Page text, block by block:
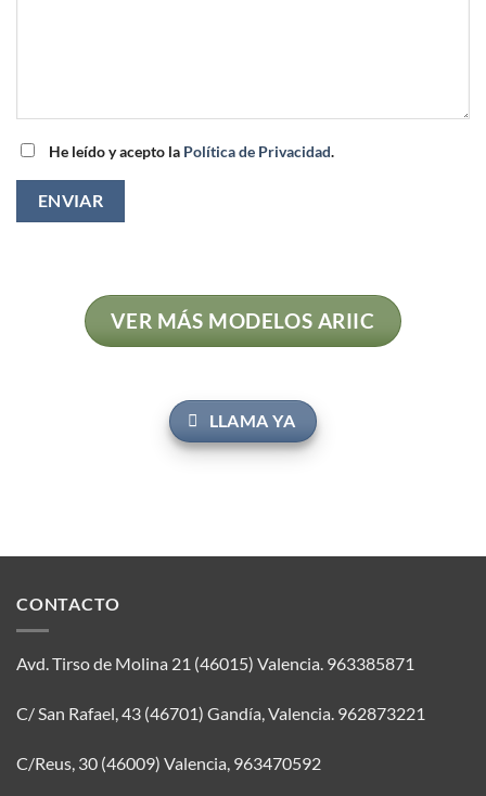
He leído y acepto la Política de Privacidad.
VER MÁS MODELOS ARIIC
LLAMA YA
CONTACTO
Avd. Tirso de Molina 21 (46015) Valencia. 963385871
C/ San Rafael, 43 (46701) Gandía, Valencia. 962873221
C/Reus, 30 (46009) Valencia, 963470592